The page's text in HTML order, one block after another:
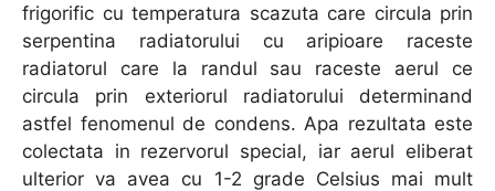
frigorific cu temperatura scazuta care circula prin
serpentina radiatorului cu aripioare raceste
radiatorul care la randul sau raceste aerul ce
circula prin exteriorul radiatorului determinand
astfel fenomenul de condens. Apa rezultata este
colectata in rezervorul special, iar aerul eliberat
ulterior va avea cu 1-2 grade Celsius mai mult